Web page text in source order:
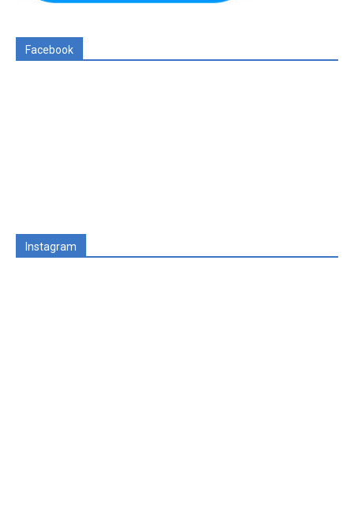
Facebook
Instagram